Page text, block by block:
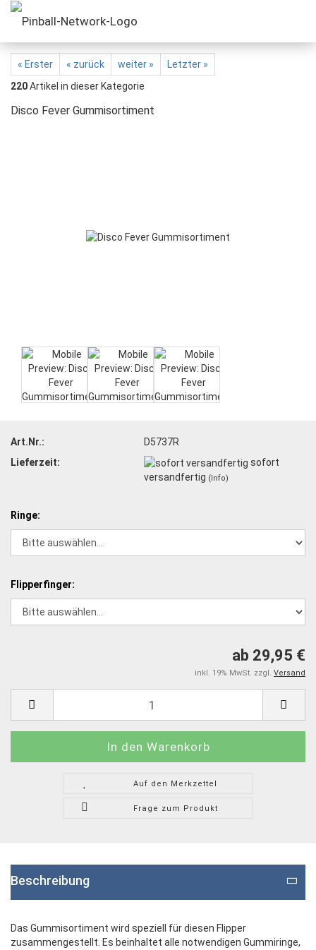
« Erster « zurück weiter »
Letzter »
220Artikel in dieser Kategorie
Disco Fever Gummisortiment
Art.Nr.:
D5737R
Lieferzeit:
sofort
versandfertig (Info)
Ringe:
Flipperfinger:
ab 29,95 €
inkl. 19% MwSt. zzgl. Versand
Auf den Merkzettel
Frage zum Produkt
Beschreibung
Das Gummisortiment wird speziell für diesen Flipper
zusammengestellt. Es beinhaltet alle notwendigen Gummiringe,